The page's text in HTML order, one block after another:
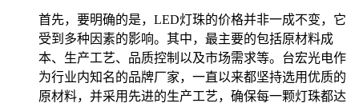
首先，要明确的是，LED灯珠的价格并非一成不变，它
受到多种因素的影响。其中，最主要的包括原材料成
本、生产工艺、品质控制以及市场需求等。台宏光电作
为行业内知名的品牌厂家，一直以来都坚持选用优质的
原材料，并采用先进的生产工艺，确保每一颗灯珠都达